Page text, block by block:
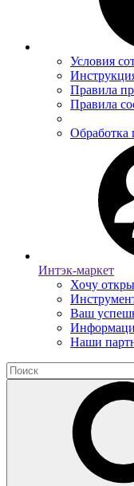
Условия
Правила
Правила
Обработка
Интэк-маркет
Хочу
Ваш
Наши